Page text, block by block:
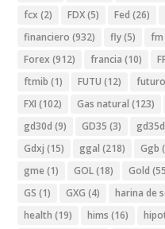
fcx (2) FDX(5) Fed (26)
financiero (932) fly(5) fm
Forex (912) francia (10)
ftmib (1) FUTU (12)
FXI (102) Gas natural (123)
gd30d (9) GD35 (3) gd35d
Gdxj (15) ggal (218) Ggb
gme (1) GOL(18) Gold
GS (1) GXG (4) harina de
health (19) hims (16)